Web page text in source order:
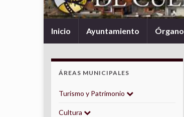
Inicio Ayuntamiento
ÁREAS MUNICIPALES
Turismo y Patrimonio
Cultura